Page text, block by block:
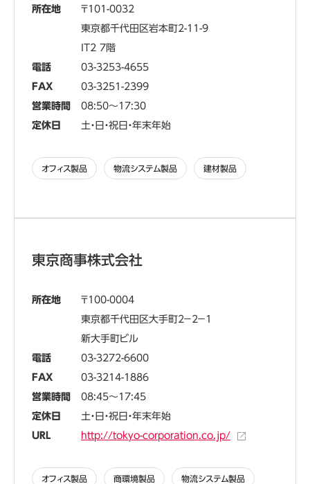
所在地
101-0032
東京都千代田区岩本町2-11-9
IT2 7階
電話
03-3253-4655
FAX
03-3251-2399
営業時間
08:50～17:30
定休日
土・日・祝日・年末年始
オフィス製品 物流システム製品 建材製品
東京商事株式会社
所在地
100-0004
東京都千代田区大手町2－2－1
新大手町ビル
電話
03-3272-6600
FAX
03-3214-1886
営業時間
08:45～17:45
定休日
土・日・祝日・年末年始
URL
http://tokyo-corporation.co.jp/
オフィス製品 商環境製品 物流システム製品